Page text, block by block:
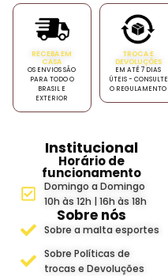
RECEBA EM
CASA
OS ENVIOS SÃO
PARA TODO O
BRASIL E
EXTERIOR
TROCA E
DEVOLUÇÕES
EM ATÉ 7 DIAS
ÚTEIS - CONSULTE
O REGULAMENTO
Institucional
Horário de
funcionamento
Domingo a Domingo
10h às 12h | 16h às 18h
Sobre nós
Sobre a malta esportes
Sobre Políticas de
trocas e Devoluções